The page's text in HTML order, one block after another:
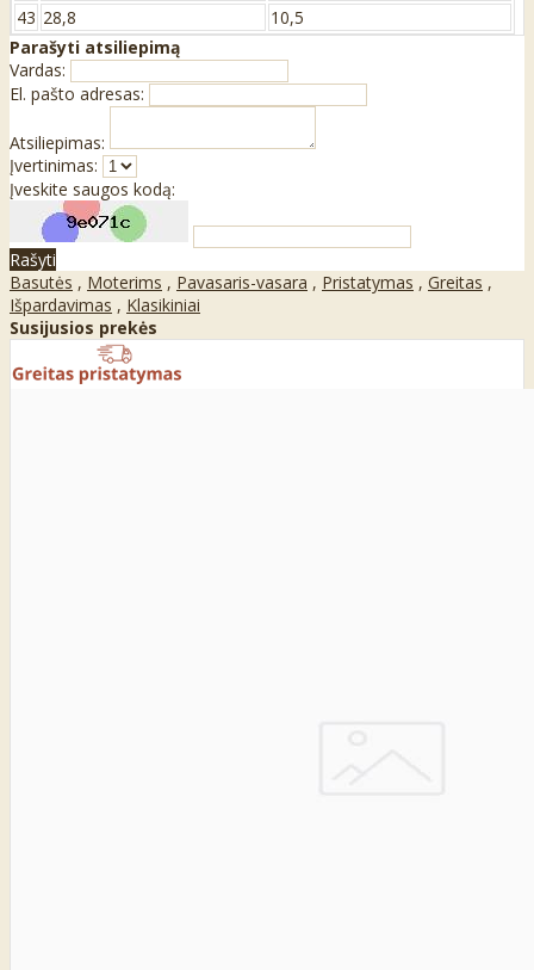
43 28,8
10,5
Parašyti atsiliepimą
Vardas:
El. pašto adresas:
Atsiliepimas:
Įvertinimas:
Įveskite saugos kodą:
Rašyti
Basutės , Moterims , Pavasaris-vasara , Pristatymas , Greitas ,
Išpardavimas , Klasikiniai
Susijusios prekės